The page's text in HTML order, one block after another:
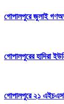
গোপালপুরে জুলাই
গোপালপুরের হাদিরা
গোপালপুরে ২১